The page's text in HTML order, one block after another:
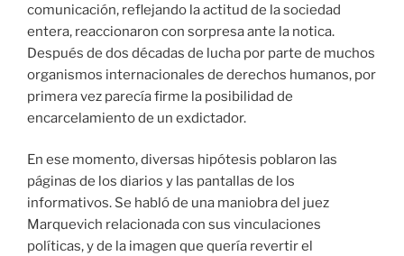
comunicación, reflejando la actitud de la sociedad
entera, reaccionaron con sorpresa ante la notica.
Después de dos décadas de lucha por parte de muchos
organismos internacionales de derechos humanos, por
primera vez parecía firme la posibilidad de
encarcelamiento de un exdictador.
En ese momento, diversas hipótesis poblaron las
páginas de los diarios y las pantallas de los
informativos. Se habló de una maniobra del juez
Marquevich relacionada con sus vinculaciones
políticas, y de la imagen que quería revertir el